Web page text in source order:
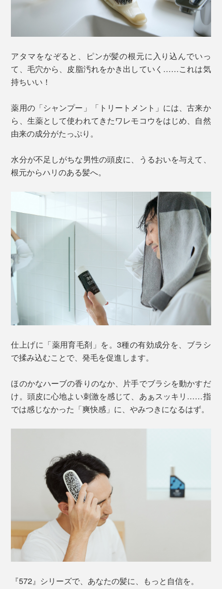
アタマをなぞると、ピンが髪の根元に入り込んでいっ
て、毛穴から、皮脂汚れをかき出していく……これは気
持ちいい！
薬用の「シャンプー」「トリートメント」には、古来か
ら、生薬として使われてきたワレモコウをはじめ、自然
由来の成分がたっぷり。
水分が不足しがちな男性の頭皮に、うるおいを与えて、
根元からハリのある髪へ。
仕上げに「薬用育毛剤」を。3種の有効成分を、ブラシ
で揉み込むことで、発毛を促進します。
ほのかなハーブの香りのなか、片手でブラシを動かすだ
け。頭皮に心地よい刺激を感じて、あぁスッキリ……指
では感じなかった「爽快感」に、やみつきになるはず。
『572』シリーズで、あなたの髪に、もっと自信を。